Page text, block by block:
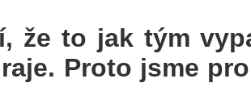
že to jak tým
Proto jsme